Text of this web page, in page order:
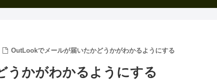
OutLookでメールが届いたかどうかがわかるようにする
うかがわかるようにする